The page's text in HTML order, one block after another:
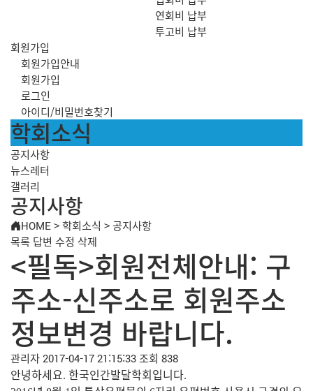
연회비 납부
투고비 납부
회원가입
회원가입안내
회원가입
로그인
아이디/비밀번호찾기
학회소식
공지사항
뉴스레터
갤러리
공지사항
HOME>학회소식 >공지사항
목록 답변 수정 삭제
<필독>회원전체안내: 구
주소-신주소로 회원주소
정보변경 바랍니다.
관리자2017-04-17 21:15:33조회 838
안녕하세요. 한국인간발달학회입니다.